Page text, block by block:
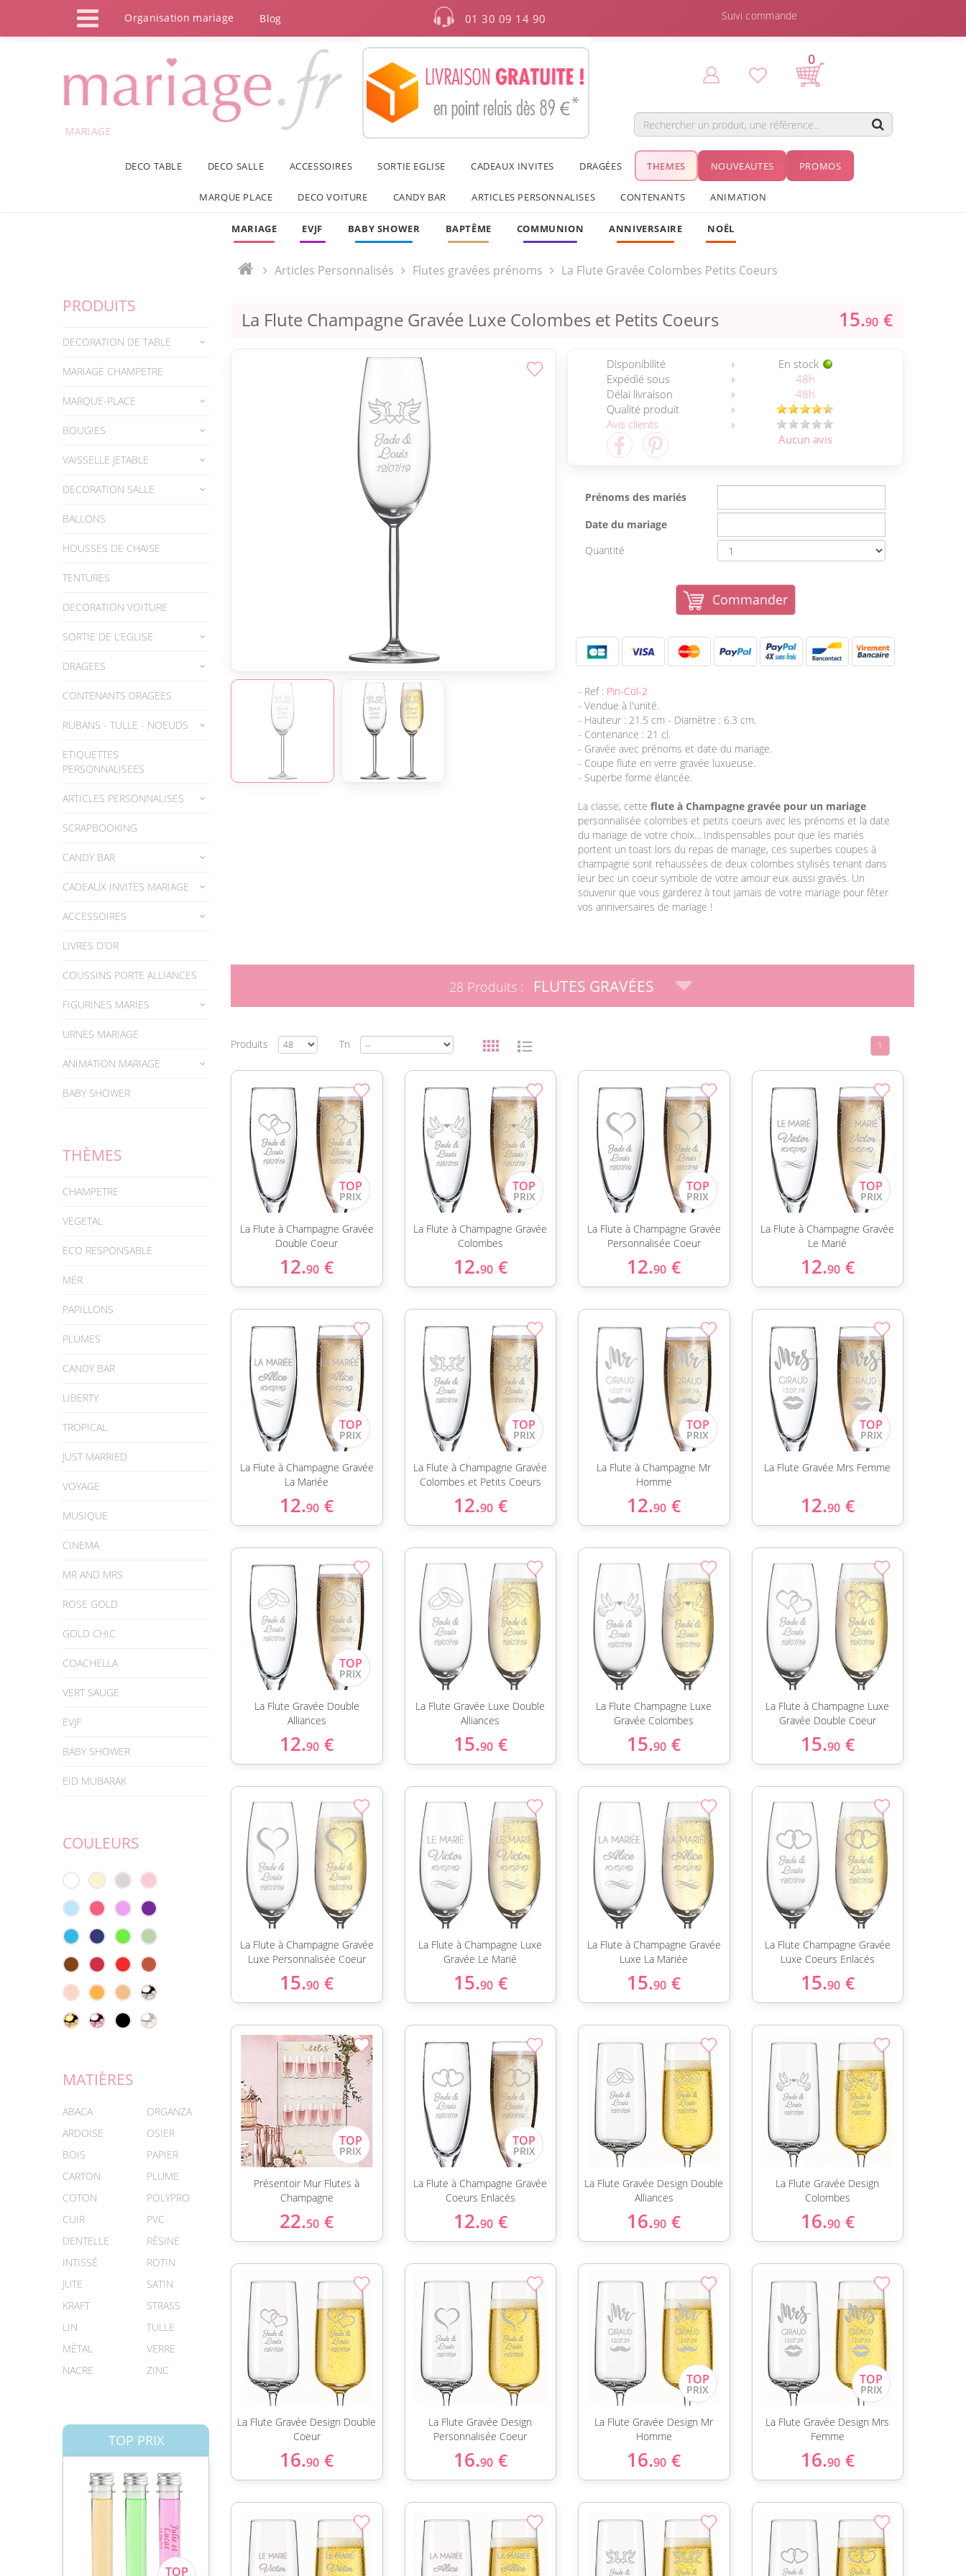
Organisation mariage Blog 01 30 09 14 90 Suivi commande
MARIAGE
0
DECO TABLE DECO SALLE ACCESSOIRES SORTIE EGLISE CADEAUX INVITES DRAGÉES THEMES NOUVEAUTES PROMOS
MARQUE PLACE DECO VOITURE CANDY BAR ARTICLES PERSONNALISES CONTENANTS ANIMATION
MARIAGE EVJF BABY SHOWER BAPTÊME COMMUNION ANNIVERSAIRE NOËL
PRODUITS
DECORATION DE TABLE
MARIAGE CHAMPETRE
MARQUE-PLACE
BOUGIES
VAISSELLE JETABLE
DECORATION SALLE
BALLONS
HOUSSES DE CHAISE
TENTURES
DECORATION VOITURE
SORTIE DE L’EGLISE
DRAGEES
CONTENANTS DRAGEES
RUBANS - TULLE - NOEUDS
ETIQUETTES
PERSONNALISEES
ARTICLES PERSONNALISES
SCRAPBOOKING
CANDY BAR
CADEAUX INVITES MARIAGE
ACCESSOIRES
LIVRES D’OR
COUSSINS PORTE ALLIANCES
FIGURINES MARIES
URNES MARIAGE
ANIMATION MARIAGE
BABY SHOWER
THÈMES
CHAMPETRE
VEGETAL
ECO RESPONSABLE
MER
PAPILLONS
PLUMES
CANDY BAR
LIBERTY
TROPICAL
JUST MARRIED
VOYAGE
MUSIQUE
CINEMA
MR AND MRS
ROSE GOLD
GOLD CHIC
COACHELLA
VERT SAUGE
EVJF
BABY SHOWER
EID MUBARAK
COULEURS
MATIÈRES
ABACA
ARDOISE
BOIS
CARTON
COTON
CUIR
DENTELLE
INTISSÉ
JUTE
KRAFT
LIN
MÉTAL
NACRE
ORGANZA
OSIER
PAPIER
PLUME
POLYPRO
PVC
RÉSINE
ROTIN
SATIN
STRASS
TULLE
VERRE
ZINC
TOP PRIX
Articles Personnalisés Flutes gravées prénoms La Flute Gravée Colombes Petits Coeurs
La Flute Champagne Gravée Luxe Colombes et Petits Coeurs 15.90 €
Flute Vendue à l'Unité
Disponibilité
En stock
Expédié sous
48h
Délai livraison
48h
Qualité produit
Avis clients
Aucun avis
Prénoms des mariés
Date du mariage
Quantité
Commander
- Ref : Pin-Col-2
- Vendue à l'unité.
- Hauteur : 21.5 cm - Diamètre : 6.3 cm.
- Contenance : 21 cl.
- Gravée avec prénoms et date du mariage.
- Coupe flute en verre gravée luxueuse.
- Superbe forme élancée.
La classe, cette flute à Champagne gravée pour un mariage
personnalisée colombes et petits coeurs avec les prénoms et la date
du mariage de votre choix... Indispensables pour que les mariés
portent un toast lors du repas de mariage, ces superbes coupes à
champagne sont rehaussées de deux colombes stylisés tenant dans
leur bec un coeur symbole de votre amour eux aussi gravés. Un
souvenir que vous garderez à tout jamais de votre mariage pour fêter
vos anniversaires de mariage !
28 Produits : FLUTES GRAVÉES
Produits Tri 1
La Flute à Champagne Gravée
Double Coeur
12.90 €
La Flute à Champagne Gravée
Colombes
12.90 €
La Flute à Champagne Gravée
Personnalisée Coeur
12.90 €
La Flute à Champagne Gravée
Le Marié
12.90 €
La Flute à Champagne Gravée
La Mariée
12.90 €
La Flute à Champagne Gravée
Colombes et Petits Coeurs
12.90 €
La Flute à Champagne Mr
Homme
12.90 €
La Flute Gravée Mrs Femme
12.90 €
La Flute Gravée Double
Alliances
12.90 €
La Flute Gravée Luxe Double
Alliances
15.90 €
La Flute Champagne Luxe
Gravée Colombes
15.90 €
La Flute à Champagne Luxe
Gravée Double Coeur
15.90 €
La Flute à Champagne Gravée
Luxe Personnalisée Coeur
15.90 €
La Flute à Champagne Luxe
Gravée Le Marié
15.90 €
La Flute à Champagne Gravée
Luxe La Mariée
15.90 €
La Flute Champagne Gravée
Luxe Coeurs Enlacés
15.90 €
Présentoir Mur Flutes à
Champagne
22.50 €
La Flute à Champagne Gravée
Coeurs Enlacés
12.90 €
La Flute Gravée Design Double
Alliances
16.90 €
La Flute Gravée Design
Colombes
16.90 €
La Flute Gravée Design Double
Coeur
16.90 €
La Flute Gravée Design
Personnalisée Coeur
16.90 €
La Flute Gravée Design Mr
Homme
16.90 €
La Flute Gravée Design Mrs
Femme
16.90 €
Panneau de gestion des cookies